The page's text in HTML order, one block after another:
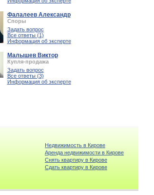
Фалалеев Александр
Споры
Задать вопрос
Все ответы (1)
Информация об эксперте
Малышев Виктор
Купля-продажа
Задать вопрос
Все ответы (3)
Информация об эксперте
Недвижимость в Кирове
Аренда недвижимости в Кирове
Снять квартиру в Кирове
Cдать квартиру в Кирове